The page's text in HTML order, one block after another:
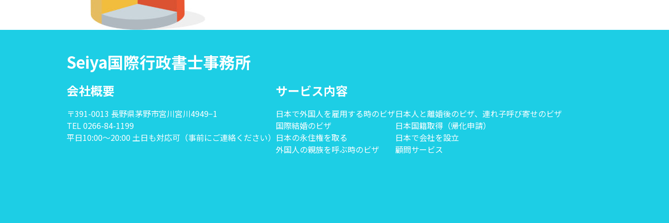
Seiya国際行政書士事務所
会社概要
〒391-0013 長野県茅野市宮川宮川4949−1
TEL 0266-84-1199
平日10:00〜20:00 土日も対応可（事前にご連絡ください）
サービス内容
日本で外国人を雇用する時のビザ
国際結婚のビザ
日本の永住権を取る
外国人の親族を呼ぶ時のビザ
日本人と離婚後のビザ、連れ子呼び寄せのビザ
日本国籍取得（帰化申請）
日本で会社を設立
顧問サービス